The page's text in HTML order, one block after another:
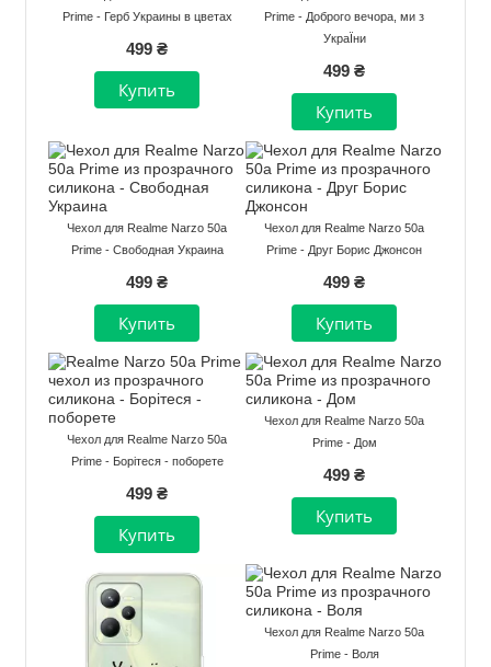
Prime - Герб Украины в цветах
499 ₴
Prime - Доброго вечора, ми з
УкраЇни
499 ₴
Чехол для Realme Narzo 50a
Prime - Свободная Украина
499 ₴
Чехол для Realme Narzo 50a
Prime - Друг Борис Джонсон
499 ₴
Чехол для Realme Narzo 50a
Prime - Борітеся - поборете
499 ₴
Чехол для Realme Narzo 50a
Prime - Дом
499 ₴
Чехол для Realme Narzo 50a
Prime - Воля